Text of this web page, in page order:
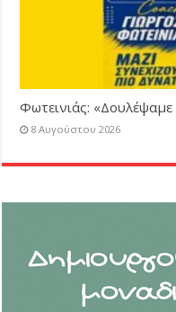
Φωτεινιάς:
8 Αυγούστου 2026